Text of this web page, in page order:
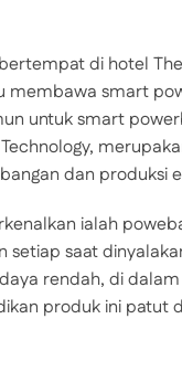
di hotel
smart
untuk smart
dan produksi
ialah
setiap saat
rendah, di
produk ini